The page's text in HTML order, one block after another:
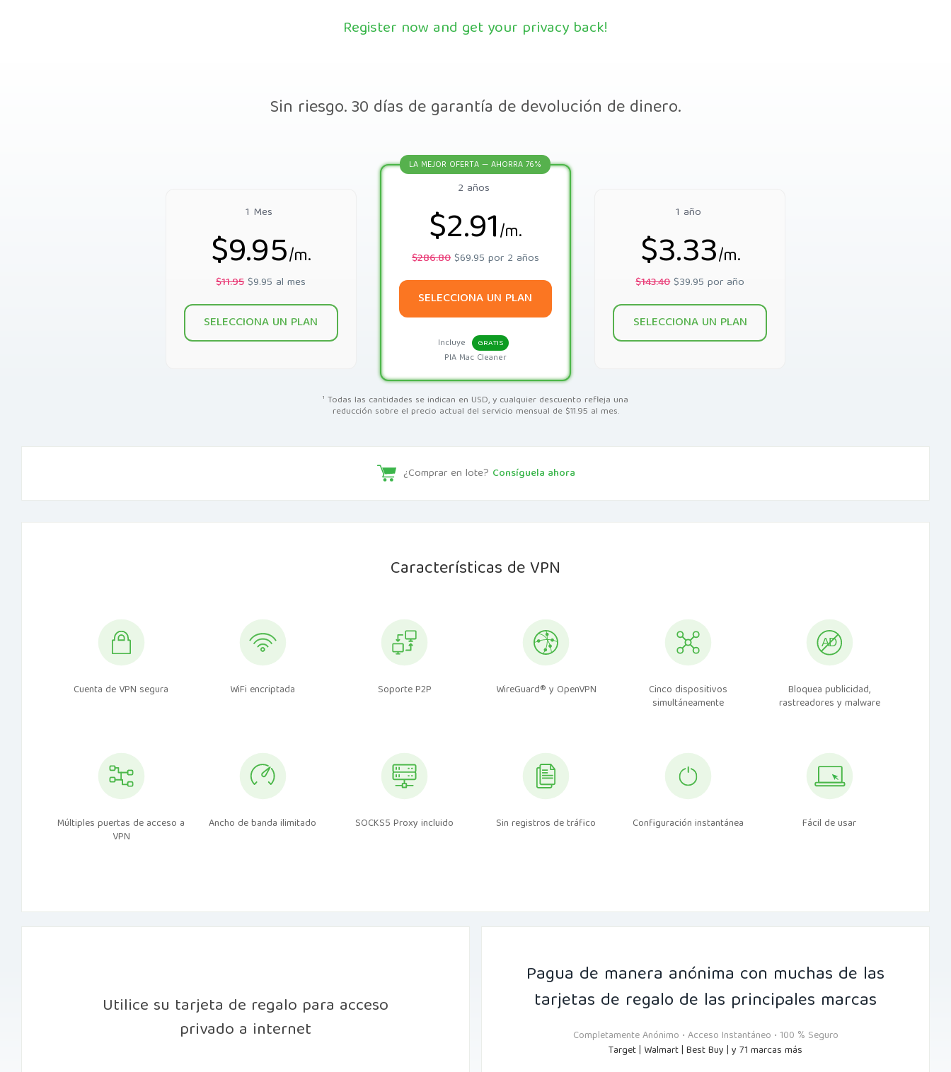
Register now and get your privacy back!
Sin riesgo. 30 días de garantía de devolución de dinero.
1 Mes
$9.95/m.
$11.95$9.95 al mes
SELECCIONA UN PLAN
LA MEJOR OFERTA — AHORRA 76%
2 años
$2.91/m.
$286.80$69.95 por 2 años
SELECCIONA UN PLAN
Incluye GRATIS
PIA Mac Cleaner
1 año
$3.33/m.
$143.40$39.95 por año
SELECCIONA UN PLAN
¹ Todas las cantidades se indican en USD, y cualquier descuento refleja una
reducción sobre el precio actual del servicio mensual de $11.95 al mes.
¿Comprar en lote? Consíguela ahora
Características de VPN
Cuenta de VPN segura WiFi encriptada Soporte P2P WireGuard® y OpenVPN Cinco dispositivos
simultáneamente
Bloquea publicidad,
rastreadores y malware
Múltiples puertas de acceso a
VPN
Ancho de banda ilimitado SOCKS5 Proxy incluido Sin registros de tráfico Configuración instantánea Fácil de usar
Utilice su tarjeta de regalo para acceso
privado a internet
Pagua de manera anónima con muchas de las
tarjetas de regalo de las principales marcas
Completamente Anónimo • Acceso Instantáneo • 100 % Seguro
Target | Walmart | Best Buy | y 71 marcas más